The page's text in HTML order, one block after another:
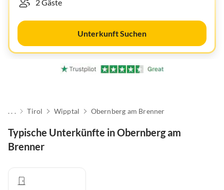
Unterkunft Suchen
. . . Tirol Wipptal Obernberg am Brenner
Typische Unterkünfte in Obernberg am
Brenner